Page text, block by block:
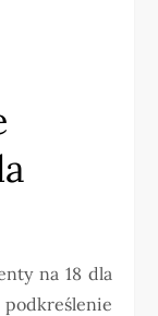
na 18 dla
podkreślenie